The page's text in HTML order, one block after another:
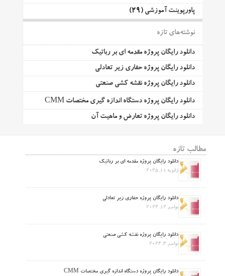
پاورپوینت آموزشی (29)
نوشته‌های تازه
دانلود رایگان پروژه مقدمه ای بر رباتیک
دانلود رایگان پروژه حفاری زیر تعادلی
دانلود رایگان پروژه نقشه کشی صنعتی
دانلود رایگان پروژه دستگاه اندازه گیری مختصات CMM
دانلود رایگان پروژه تعارض و ماهیت آن
مطالب تازه
دانلود رایگان پروژه مقدمه ای بر رباتیک
ژانویه 11, 2025
دانلود رایگان پروژه حفاری زیر تعادلی
نوامبر 12, 2024
دانلود رایگان پروژه نقشه کشی صنعتی
نوامبر 4, 2024
دانلود رایگان پروژه دستگاه اندازه گیری مختصات CMM